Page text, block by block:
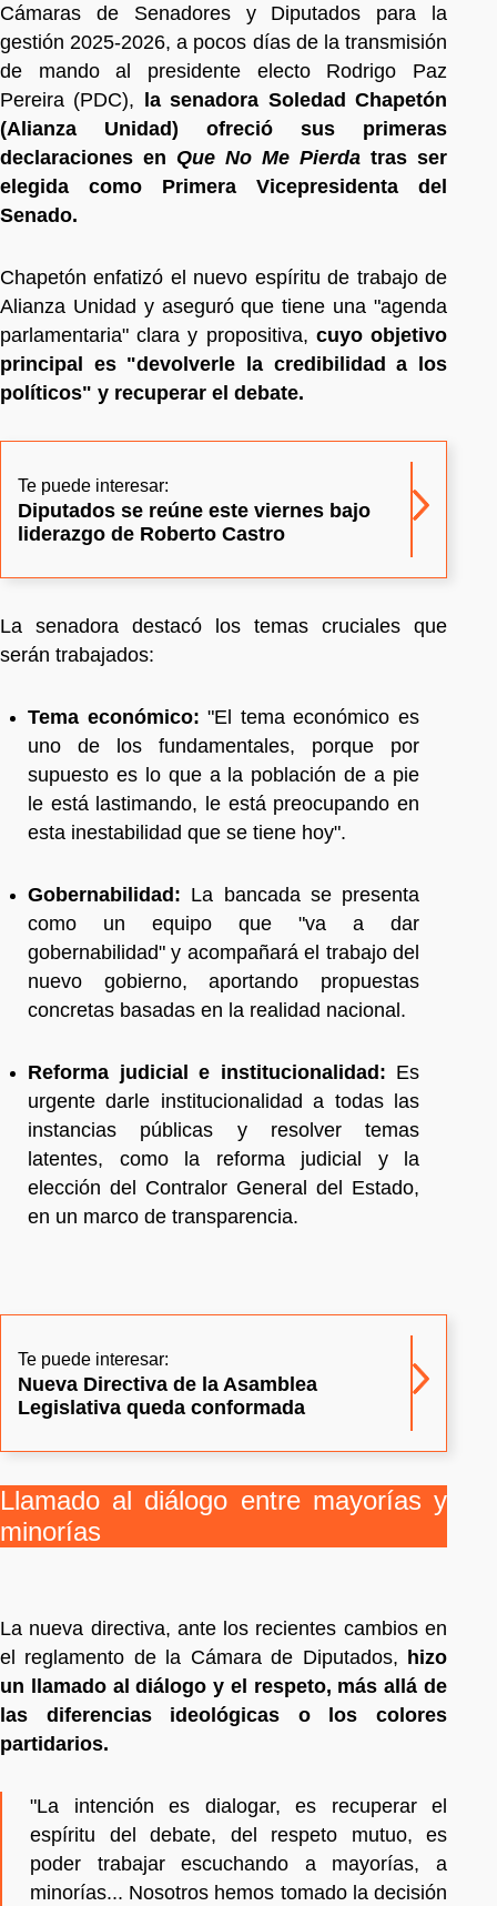
Cámaras de Senadores y Diputados para la
gestión 2025-2026, a pocos días de la transmisión
de mando al presidente electo Rodrigo Paz
Pereira (PDC), la senadora Soledad Chapetón
(Alianza Unidad) ofreció sus primeras
declaraciones en Que No Me Pierda tras ser
elegida como Primera Vicepresidenta del
Senado.
Chapetón enfatizó el nuevo espíritu de trabajo de
Alianza Unidad y aseguró que tiene una "agenda
parlamentaria" clara y propositiva, cuyo objetivo
principal es "devolverle la credibilidad a los
políticos" y recuperar el debate.
Te puede interesar:
Diputados se reúne este viernes bajo
liderazgo de Roberto Castro
La senadora destacó los temas cruciales que
serán trabajados:
Tema económico: "El tema económico es
uno de los fundamentales, porque por
supuesto es lo que a la población de a pie
le está lastimando, le está preocupando en
esta inestabilidad que se tiene hoy".
Gobernabilidad: La bancada se presenta
como un equipo que "va a dar
gobernabilidad" y acompañará el trabajo del
nuevo gobierno, aportando propuestas
concretas basadas en la realidad nacional.
Reforma judicial e institucionalidad: Es
urgente darle institucionalidad a todas las
instancias públicas y resolver temas
latentes, como la reforma judicial y la
elección del Contralor General del Estado,
en un marco de transparencia.
Te puede interesar:
Nueva Directiva de la Asamblea
Legislativa queda conformada
Llamado al diálogo entre mayorías y
minorías
La nueva directiva, ante los recientes cambios en
el reglamento de la Cámara de Diputados, hizo
un llamado al diálogo y el respeto, más allá de
las diferencias ideológicas o los colores
partidarios.
"La intención es dialogar, es recuperar el
espíritu del debate, del respeto mutuo, es
poder trabajar escuchando a mayorías, a
minorías... Nosotros hemos tomado la decisión